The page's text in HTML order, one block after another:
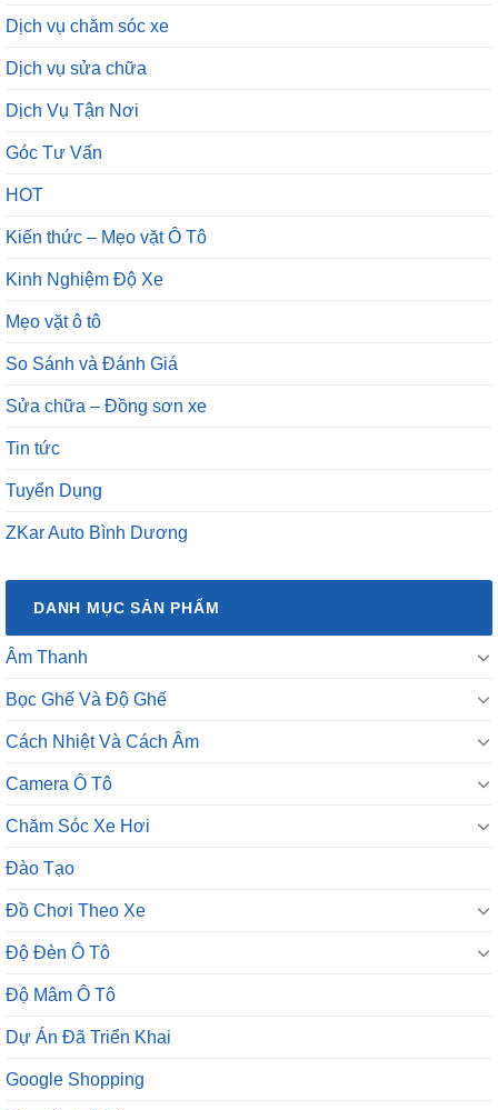
Dịch vụ chăm sóc xe
Dịch vụ sửa chữa
Dịch Vụ Tận Nơi
Góc Tư Vấn
HOT
Kiến thức – Mẹo vặt Ô Tô
Kinh Nghiệm Độ Xe
Mẹo vặt ô tô
So Sánh và Đánh Giá
Sửa chữa – Đồng sơn xe
Tin tức
Tuyển Dụng
ZKar Auto Bình Dương
DANH MỤC SẢN PHẨM
Âm Thanh
Bọc Ghế Và Độ Ghế
Cách Nhiệt Và Cách Âm
Camera Ô Tô
Chăm Sóc Xe Hơi
Đào Tạo
Đồ Chơi Theo Xe
Độ Đèn Ô Tô
Độ Mâm Ô Tô
Dự Án Đã Triển Khai
Google Shopping